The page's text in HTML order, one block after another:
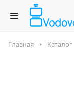
Главная Каталог